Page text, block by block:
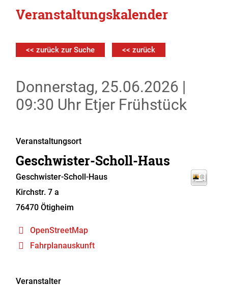
Veranstaltungskalender
<< zurück zur Suche << zurück
Donnerstag, 25.06.2026 |
09:30 Uhr Etjer Frühstück
Veranstaltungsort
Geschwister-Scholl-Haus
Geschwister-Scholl-Haus
Kirchstr. 7 a
76470 Ötigheim
OpenStreetMap
Fahrplanauskunft
Veranstalter